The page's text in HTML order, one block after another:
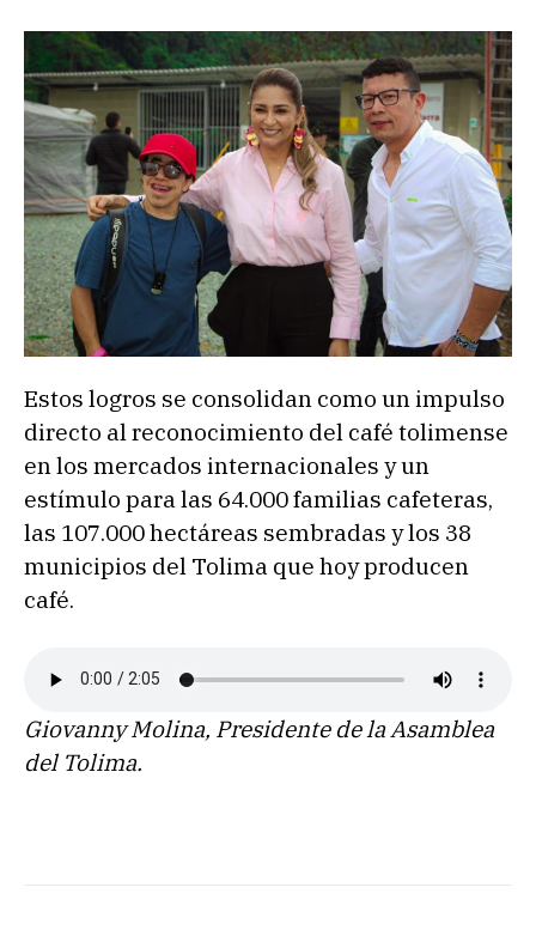
Estos logros se consolidan como un impulso
directo al reconocimiento del café tolimense
en los mercados internacionales y un
estímulo para las 64.000 familias cafeteras,
las 107.000 hectáreas sembradas y los 38
municipios del Tolima que hoy producen
café.
Giovanny Molina, Presidente de la Asamblea
del Tolima.